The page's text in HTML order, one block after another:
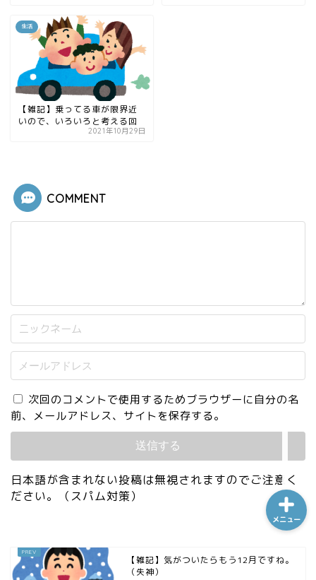
生活
【雑記】乗ってる車が限界近
いので、いろいろと考える回
2021年10月29日
COMMENT
次回のコメントで使用するためブラウザーに自分の名
前、メールアドレス、サイトを保存する。
日本語が含まれない投稿は無視されますのでご注意く
ださい。（スパム対策）
【雑記】気がついたらもう12月ですね。
（失神）
メニュー
趣味